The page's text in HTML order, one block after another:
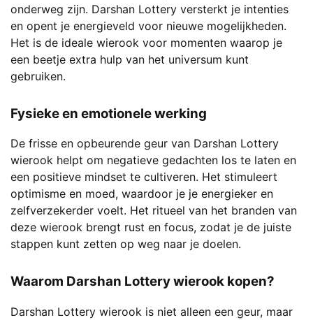
onderweg zijn. Darshan Lottery versterkt je intenties
en opent je energieveld voor nieuwe mogelijkheden.
Het is de ideale wierook voor momenten waarop je
een beetje extra hulp van het universum kunt
gebruiken.
Fysieke en emotionele werking
De frisse en opbeurende geur van Darshan Lottery
wierook helpt om negatieve gedachten los te laten en
een positieve mindset te cultiveren. Het stimuleert
optimisme en moed, waardoor je je energieker en
zelfverzekerder voelt. Het ritueel van het branden van
deze wierook brengt rust en focus, zodat je de juiste
stappen kunt zetten op weg naar je doelen.
Waarom Darshan Lottery wierook kopen?
Darshan Lottery wierook is niet alleen een geur, maar